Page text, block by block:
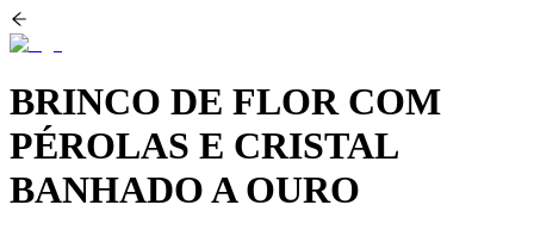
BRINCO DE FLOR COM
PÉROLAS E CRISTAL
BANHADO A OURO